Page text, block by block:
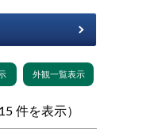
（ 1 〜 15 件を表示）